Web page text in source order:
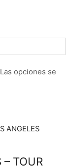
opciones se
– TOUR